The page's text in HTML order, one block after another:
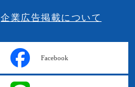
企業広告掲載について
Facebook